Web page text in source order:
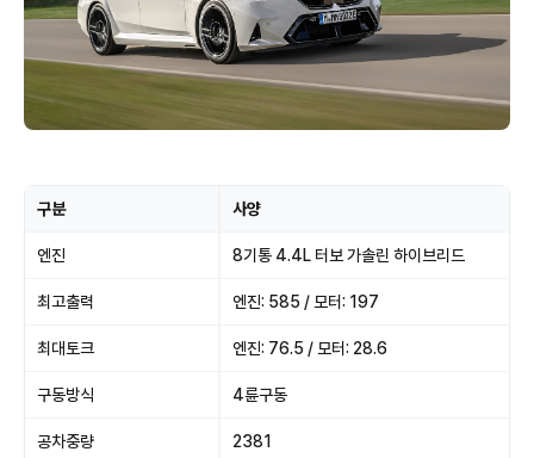
구분 사양
엔진 8기통 4.4L 터보 가솔린 하이브리드
최고출력 엔진: 585 / 모터: 197
최대토크 엔진: 76.5 / 모터: 28.6
구동방식 4륜구동
공차중량 2381